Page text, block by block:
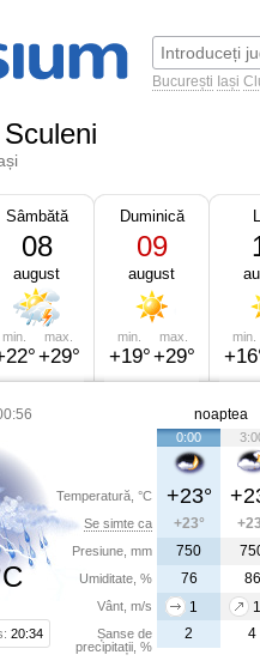
București Iași
Sculeni
Sâmbătă
08
august
min. max.
+29°
Duminică
09
august
min.
+19°
max.
+29°
min.
20:34
Temperatură, °C
Se simte ca
Presiune, mm
Umiditate, %
Vânt, m/s
Șanse de
precipitații, %
noaptea
0:00
+23°
+23°
750
76
86
1
1
2
4